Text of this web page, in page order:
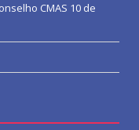
CMAS 10 de